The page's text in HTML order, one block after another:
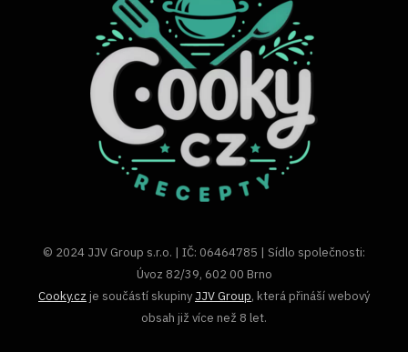
© 2024 JJV Group s.r.o. | IČ: 06464785 | Sídlo společnosti:
Úvoz 82/39, 602 00 Brno
Cooky.cz je součástí skupiny JJV Group, která přináší webový
obsah již více než 8 let.